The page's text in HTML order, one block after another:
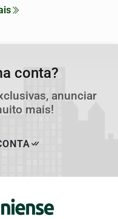
conta?
anunciar
mais!